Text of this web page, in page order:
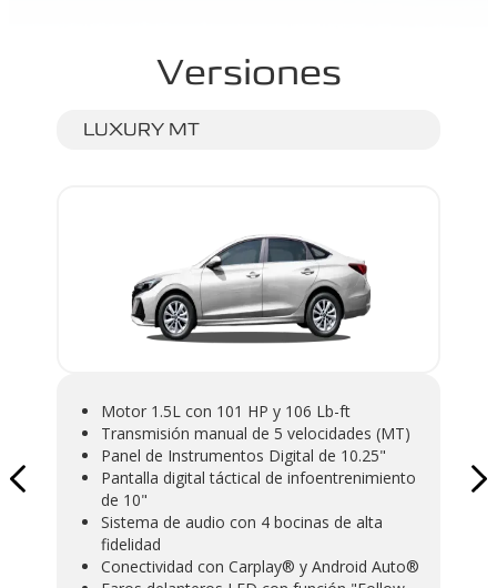
Versiones
LUXURY MT
Motor 1.5L con 101 HP y 106 Lb-ft
Transmisión manual de 5 velocidades (MT)
Panel de Instrumentos Digital de 10.25"
Pantalla digital táctical de infoentrenimiento
de 10"
Sistema de audio con 4 bocinas de alta
fidelidad
Conectividad con Carplay® y Android Auto®